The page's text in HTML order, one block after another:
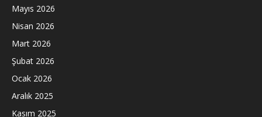
Mayıs 2026
Nisan 2026
Mart 2026
Şubat 2026
Ocak 2026
Aralık 2025
Kasım 2025